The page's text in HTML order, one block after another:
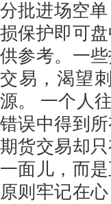
分批进场空
损保护即可
供参考。一
交易，渴望
源。 一个人
错误中得到
期货交易却
一面儿，而
原则牢记在